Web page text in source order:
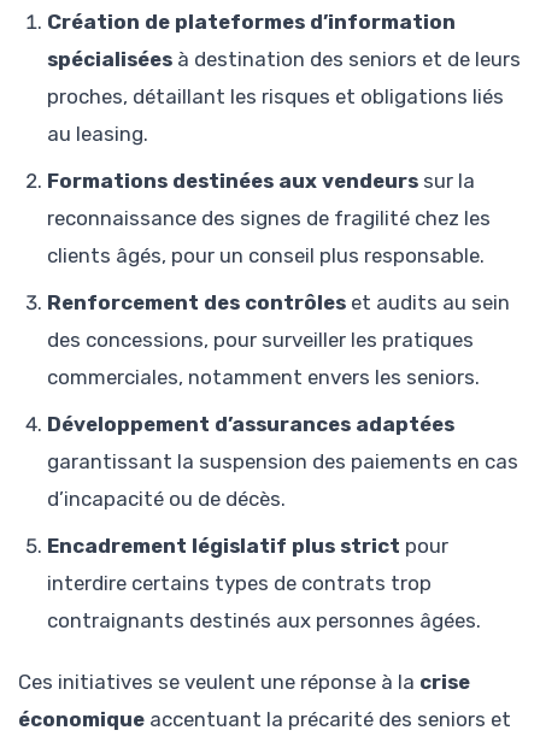
Création de plateformes d’information
spécialisées à destination des seniors et de leurs
proches, détaillant les risques et obligations liés
au leasing.
Formations destinées aux vendeurs sur la
reconnaissance des signes de fragilité chez les
clients âgés, pour un conseil plus responsable.
Renforcement des contrôles et audits au sein
des concessions, pour surveiller les pratiques
commerciales, notamment envers les seniors.
Développement d’assurances adaptées
garantissant la suspension des paiements en cas
d’incapacité ou de décès.
Encadrement législatif plus strict pour
interdire certains types de contrats trop
contraignants destinés aux personnes âgées.
Ces initiatives se veulent une réponse à la crise
économique accentuant la précarité des seniors et